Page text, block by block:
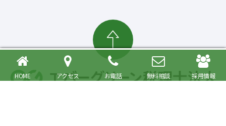
HOME アクセス お電話 無料相談 採用情報